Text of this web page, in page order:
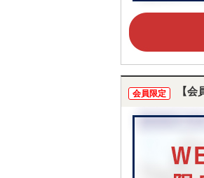
会員限定 【会